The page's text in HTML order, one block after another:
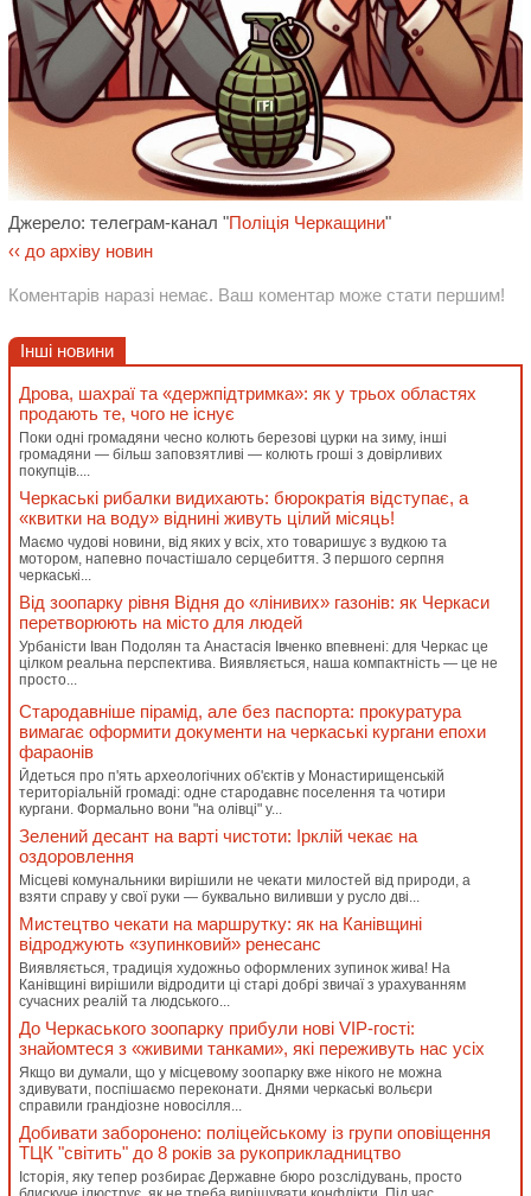
Джерело: телеграм-канал "Поліція Черкащини"
‹‹ до архіву новин
Коментарів наразі немає. Ваш коментар може стати першим!
Інші новини
Дрова, шахраї та «держпідтримка»: як у трьох областях
продають те, чого не існує
Поки одні громадяни чесно колють березові цурки на зиму, інші
громадяни — більш заповзятливі — колють гроші з довірливих
покупців....
Черкаські рибалки видихають: бюрократія відступає, а
«квитки на воду» віднині живуть цілий місяць!
Маємо чудові новини, від яких у всіх, хто товаришує з вудкою та
мотором, напевно почастішало серцебиття. З першого серпня
черкаські...
Від зоопарку рівня Відня до «лінивих» газонів: як Черкаси
перетворюють на місто для людей
Урбаністи Іван Подолян та Анастасія Івченко впевнені: для Черкас це
цілком реальна перспектива. Виявляється, наша компактність — це не
просто...
Стародавніше пірамід, але без паспорта: прокуратура
вимагає оформити документи на черкаські кургани епохи
фараонів
Йдеться про п'ять археологічних об'єктів у Монастирищенській
територіальній громаді: одне стародавнє поселення та чотири
кургани. Формально вони "на олівці" у...
Зелений десант на варті чистоти: Ірклій чекає на
оздоровлення
Місцеві комунальники вирішили не чекати милостей від природи, а
взяти справу у свої руки — буквально виливши у русло дві...
Мистецтво чекати на маршрутку: як на Канівщині
відроджують «зупинковий» ренесанс
Виявляється, традиція художньо оформлених зупинок жива! На
Канівщині вирішили відродити ці старі добрі звичаї з урахуванням
сучасних реалій та людського...
До Черкаського зоопарку прибули нові VIP-гості:
знайомтеся з «живими танками», які переживуть нас усіх
Якщо ви думали, що у місцевому зоопарку вже нікого не можна
здивувати, поспішаємо переконати. Днями черкаські вольєри
справили грандіозне новосілля...
Добивати заборонено: поліцейському із групи оповіщення
ТЦК "світить" до 8 років за рукоприкладництво
Історія, яку тепер розбирає Державне бюро розслідувань, просто